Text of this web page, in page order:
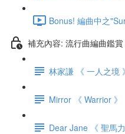
Bonus! 編曲中之
補充內容: 流行曲編曲鑑
林家謙 《 一人之境 》
Mirror 《 Warrior 》
Dear Jane 《 聖馬力